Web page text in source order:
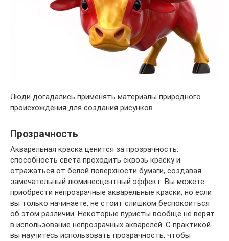
Люди догадались применять материалы природного
происхождения для создания рисунков.
Прозрачность
Акварельная краска ценится за прозрачность:
способность света проходить сквозь краску и
отражаться от белой поверхности бумаги, создавая
замечательный люминесцентный эффект. Вы можете
приобрести непрозрачные акварельные краски, но если
вы только начинаете, не стоит слишком беспокоиться
об этом различии. Некоторые пуристы вообще не верят
в использование непрозрачных акварелей. С практикой
вы научитесь использовать прозрачность, чтобы